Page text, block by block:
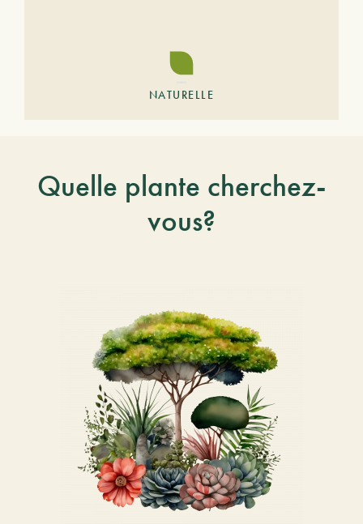
NATURELLE
Quelle plante cherchez-
vous?